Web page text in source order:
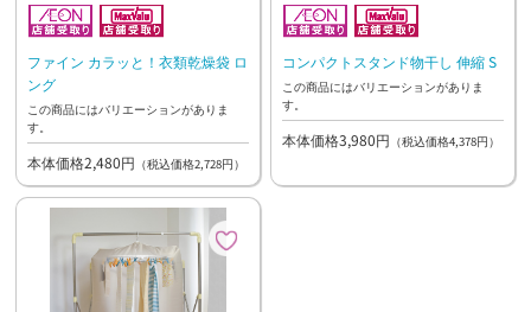
ファイン カラッと！衣類乾燥袋 ロ
ング
この商品にはバリエーションがありま
す。
本体価格2,480円 （税込価格2,728円）
コンパクトスタンド物干し 伸縮 S
この商品にはバリエーションがありま
す。
本体価格3,980円 （税込価格4,378円）